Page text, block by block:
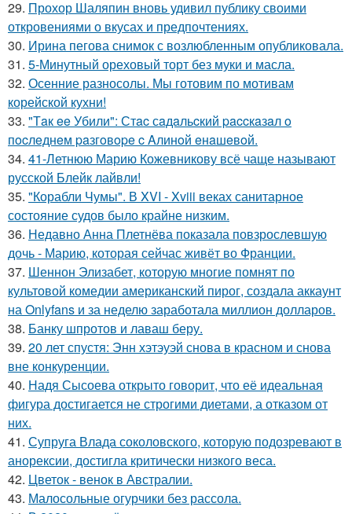
29. Прохор Шаляпин вновь удивил публику своими
откровениями о вкусах и предпочтениях.
30. Ирина пегова снимок с возлюбленным опубликовала.
31. 5-Минутный ореховый торт без муки и масла.
32. Осенние разносолы. Мы готовим по мотивам
корейской кухни!
33. "Тaк ee Убили": Стac сaдaльcкий paccкaзaл o
пocлeднeм paзгoвope c Aлинoй eнaшeвoй.
34. 41-Летнюю Марию Кожевникову всё чаще называют
русской Блейк лайвли!
35. "Корабли Чумы". В XVI - Xviii веках санитарное
состояние судов было крайне низким.
36. Недавно Анна Плетнёва показала повзрослевшую
дочь - Марию, которая сейчас живёт во Франции.
37. Шеннон Элизабет, которую многие помнят по
культовой комедии американский пирог, создала аккаунт
на Onlyfans и за неделю заработала миллион долларов.
38. Банку шпротов и лаваш беру.
39. 20 лет спустя: Энн хэтэуэй снова в красном и снова
вне конкуренции.
40. Надя Сысоева открыто говорит, что её идеальная
фигура достигается не строгими диетами, а отказом от
них.
41. Супруга Влада соколовского, которую подозревают в
анорексии, достигла критически низкого веса.
42. Цветок - венок в Австралии.
43. Малосольные огурчики без рассола.